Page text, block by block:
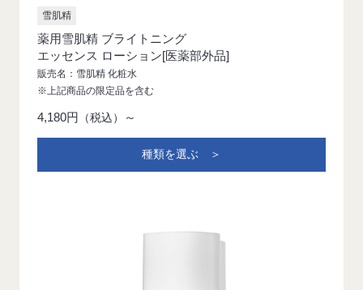
雪肌精
薬用雪肌精 ブライトニング
エッセンス ローション[医薬部外品]
販売名：雪肌精 化粧水
※上記商品の限定品を含む
4,180円 （税込） ～
種類を選ぶ ＞